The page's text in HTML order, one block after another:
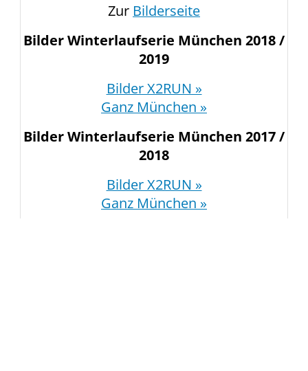
Zur Bilderseite
Bilder Winterlaufserie München 2018 /
2019
Bilder X2RUN »
Ganz München »
Bilder Winterlaufserie München 2017 /
2018
Bilder X2RUN »
Ganz München »